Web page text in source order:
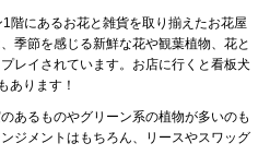
階にあるお花と雑貨を取り揃えたお花屋
季節を感じる新鮮な花や観葉植物、花と
レイされています。お店に行くと看板犬
あります！
あるものやグリーン系の植物が多いのも
ジメントはもちろん、リースやスワッグ